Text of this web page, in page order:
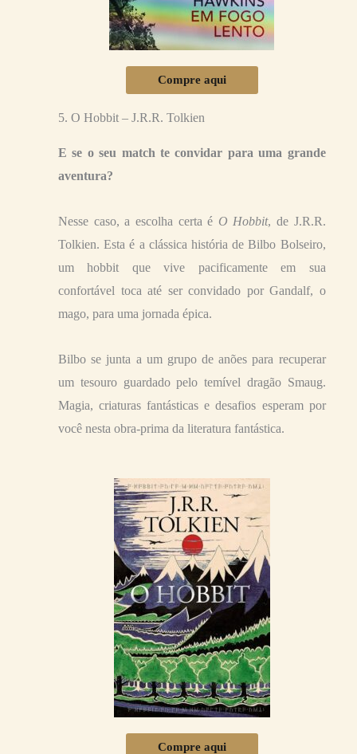
Compre aqui
5. O Hobbit – J.R.R. Tolkien
E se o seu match te convidar para uma grande
aventura?
Nesse caso, a escolha certa é O Hobbit, de J.R.R.
Tolkien. Esta é a clássica história de Bilbo Bolseiro,
um hobbit que vive pacificamente em sua
confortável toca até ser convidado por Gandalf, o
mago, para uma jornada épica.
Bilbo se junta a um grupo de anões para recuperar
um tesouro guardado pelo temível dragão Smaug.
Magia, criaturas fantásticas e desafios esperam por
você nesta obra-prima da literatura fantástica.
Compre aqui